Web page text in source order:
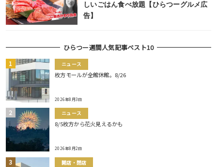
しいごはん食べ放題【ひらつーグルメ広
告】
ひらつー週間人気記事ベスト10
ニュース
枚方モールが全館休館。8/26
2026年8月3日
ニュース
8/5枚方から花火見えるかも
2026年8月2日
開店・閉店